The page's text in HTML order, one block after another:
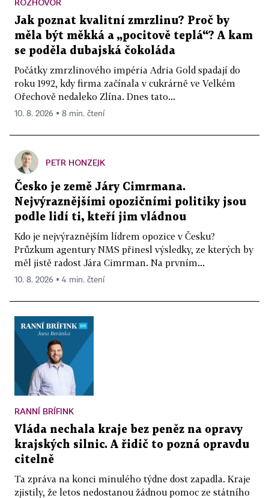
Jak poznat kvalitní zmrzlinu? Proč by
měla být měkká a „pocitově teplá“? A kam
se poděla dubajská čokoláda
Počátky zmrzlinového impéria Adria Gold spadají do
roku 1992, kdy firma začínala v cukrárně ve Velkém
Ořechově nedaleko Zlína. Dnes tato...
10. 8. 2026 ▪ 8 min. čtení
PETR HONZEJK
Česko je země Járy Cimrmana.
Nejvýraznějšími opozičními politiky jsou
podle lidí ti, kteří jim vládnou
Kdo je nejvýraznějším lídrem opozice v Česku?
Průzkum agentury NMS přinesl výsledky, ze kterých by
měl jistě radost Jára Cimrman. Na prvním...
10. 8. 2026 ▪ 4 min. čtení
RANNÍ BRÍFINK
Vláda nechala kraje bez peněz na opravy
krajských silnic. A řidič to pozná opravdu
citelně
Ta zpráva na konci minulého týdne dost zapadla. Kraje
zjistily, že letos nedostanou žádnou pomoc ze státního